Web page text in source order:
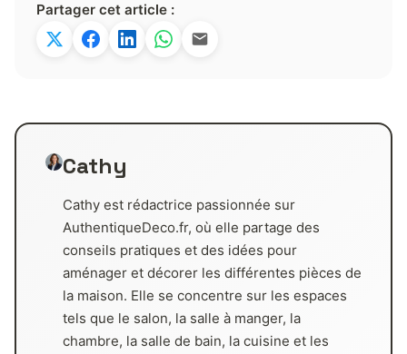
Partager cet article :
Cathy
Cathy est rédactrice passionnée sur
AuthentiqueDeco.fr, où elle partage des
conseils pratiques et des idées pour
aménager et décorer les différentes pièces de
la maison. Elle se concentre sur les espaces
tels que le salon, la salle à manger, la
chambre, la salle de bain, la cuisine et les